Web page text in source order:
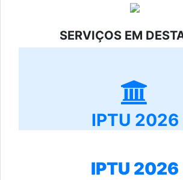
SERVIÇOS EM
IPTU 2026
IPTU 2026